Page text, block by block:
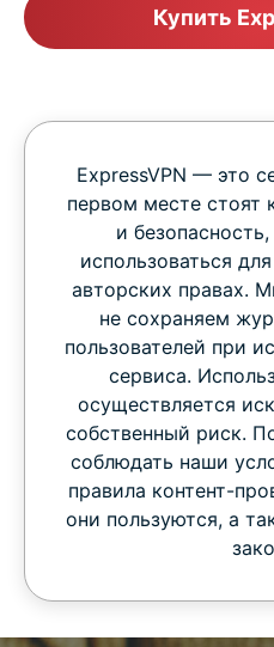
Купить
ExpressVPN — это
первом месте стоят
и
использоваться
авторских правах.
не сохраняем
пользователей при
сервиса.
осуществляется
собственный риск.
соблюдать наши
правила контент-
они пользуются, а